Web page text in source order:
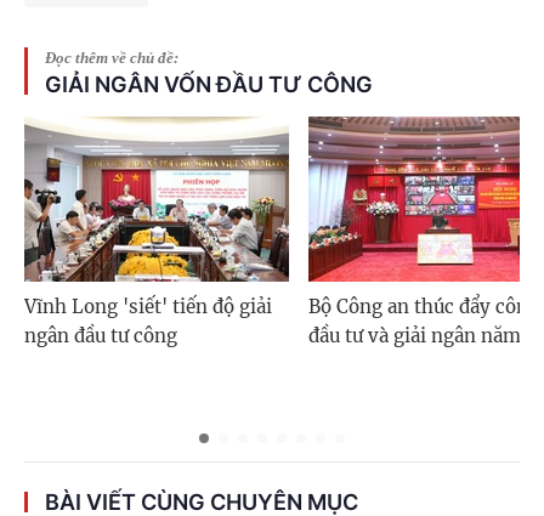
Đọc thêm về chủ đề:
GIẢI NGÂN VỐN ĐẦU TƯ CÔNG
Vĩnh Long 'siết' tiến độ giải
ngân đầu tư công
Bộ Công an thúc đẩy công
đầu tư và giải ngân năm
BÀI VIẾT CÙNG CHUYÊN MỤC